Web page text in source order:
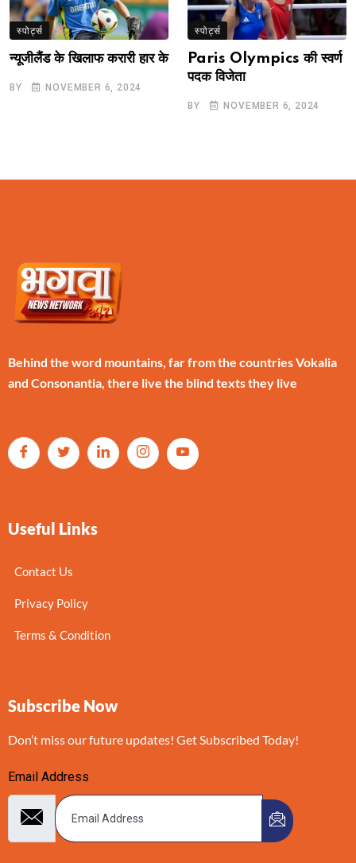
स्पोर्ट्स
न्यूजीलैंड के खिलाफ करारी हार के
BY NOVEMBER 6, 2024
स्पोर्ट्स
Paris Olympics की स्वर्ण
पदक विजेता
BY NOVEMBER 6, 2024
Behind the word mountains, far from the countries Vokalia
and Consonantia, there live the blind texts they live
Useful Links
Contact Us
Privacy Policy
Terms & Condition
Subscribe Now
Don’t miss our future updates! Get Subscribed Today!
Email Address